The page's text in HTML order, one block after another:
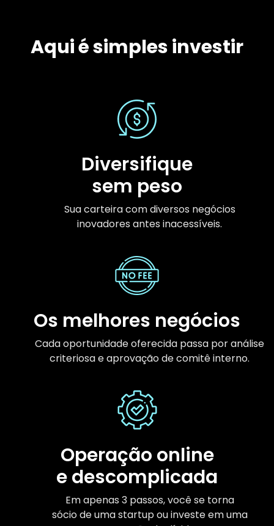
Aqui é simples investir
Diversifique
sem peso
Sua carteira com diversos negócios
inovadores antes inacessíveis.
Os melhores negócios
Cada oportunidade oferecida passa por análise
criteriosa e aprovação de comitê interno.
Operação online
e descomplicada
Em apenas 3 passos, você se torna
sócio de uma startup ou investe em uma